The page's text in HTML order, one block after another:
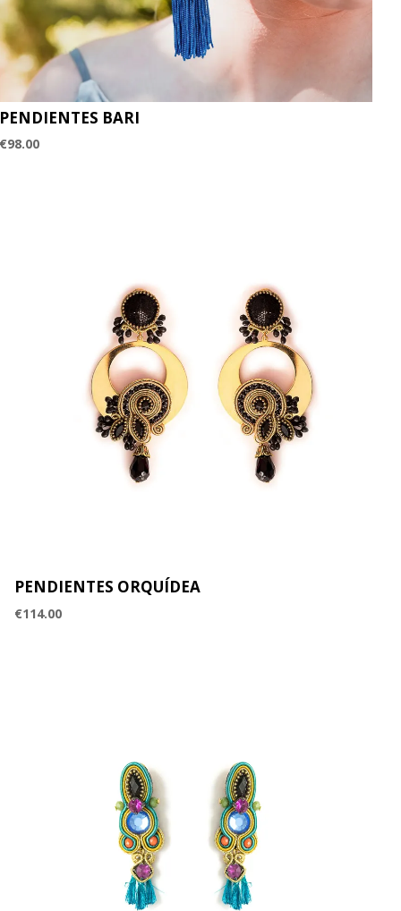
PENDIENTES BARI
€98.00
PENDIENTES ORQUÍDEA
€114.00